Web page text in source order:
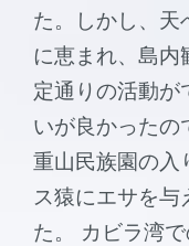
た。しかし、天
に恵まれ、島内
定通りの活動が
いが良かったの
重山民族園の入
ス猿にエサを与
た。 カビラ湾